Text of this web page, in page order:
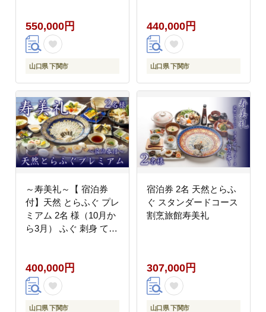
550,000円
山口県 下関市
440,000円
山口県 下関市
～寿美礼～【 宿泊券
付】天然 とらふぐ プレ
ミアム 2名 様（10月か
ら3月） ふぐ 刺身 てっ
400,000円
山口県 下関市
宿泊券 2名 天然とらふ
ぐ スタンダードコース
割烹旅館寿美礼
307,000円
山口県 下関市